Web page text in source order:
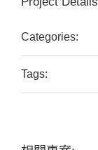
Categories:
Tags: